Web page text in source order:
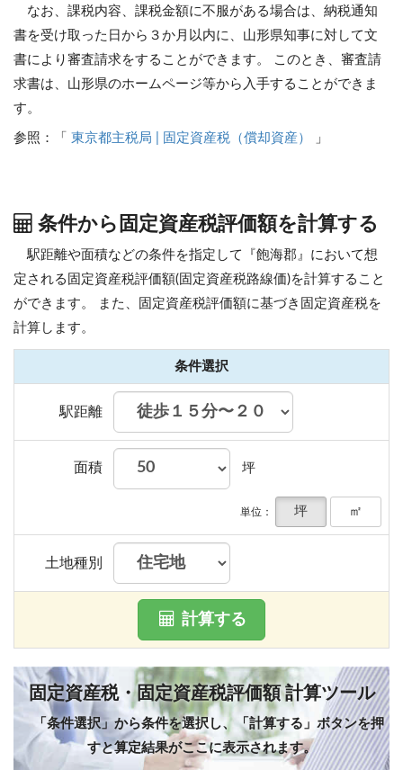
なお、課税内容、課税金額に不服がある場合は、納税通知
書を受け取った日から３か月以内に、山形県知事に対して文
書により審査請求をすることができます。 このとき、審査請
求書は、山形県のホームページ等から入手することができま
す。
参照：「 東京都主税局 | 固定資産税（償却資産） 」
条件から固定資産税評価額を計算する
駅距離や面積などの条件を指定して『飽海郡』において想
定される固定資産税評価額(固定資産税路線価)を計算すること
ができます。
また、固定資産税評価額に基づき固定資産税を
計算します。
条件選択
駅距離
面積 坪
単位： 坪 ㎡
土地種別
計算する
固定資産税・固定資産税評価額 計算ツール
「条件選択」から条件を選択し、「計算する」ボタンを押
すと算定結果がここに表示されます。